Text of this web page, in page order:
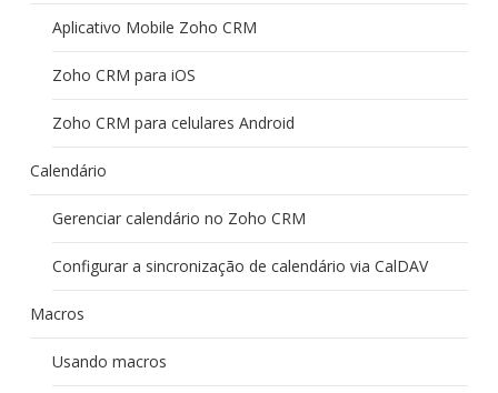
Aplicativo Mobile Zoho CRM
Zoho CRM para iOS
Zoho CRM para celulares Android
Calendário
Gerenciar calendário no Zoho CRM
Configurar a sincronização de calendário via CalDAV
Macros
Usando macros